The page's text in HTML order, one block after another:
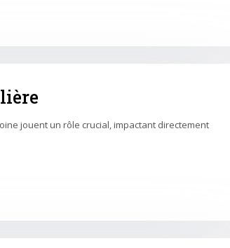
jouent un rôle crucial, impactant directement